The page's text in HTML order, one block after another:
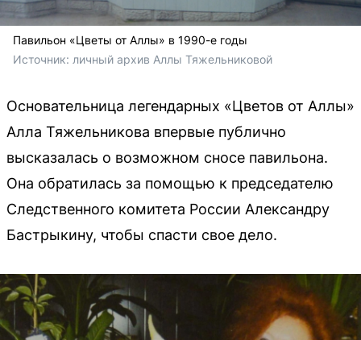
Павильон «Цветы от Аллы» в 1990-е годы
Источник: личный архив Аллы Тяжельниковой
Основательница легендарных «Цветов от Аллы»
Алла Тяжельникова впервые публично
высказалась о возможном сносе павильона.
Она обратилась за помощью к председателю
Следственного комитета России Александру
Бастрыкину, чтобы спасти свое дело.